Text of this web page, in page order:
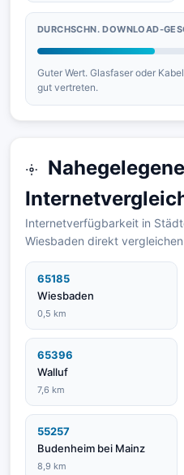
DURCHSCHN. DOWNLOAD-
Guter Wert. Glasfaser oder
gut vertreten.
Internetverfügbarkeit in
Wiesbaden direkt
65185
Wiesbaden
0,5 km
65396
Walluf
7,6 km
55257
Budenheim bei Mainz
8,9 km